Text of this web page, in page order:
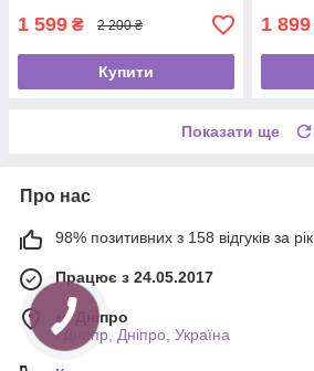
1 599 ₴ 2 200 ₴
Купити
1 899
Показати ще
Про нас
98% позитивних з 158 відгуків за рік
Працює з 24.05.2017
м. Дніпро
г.Днепр, Дніпро, Україна